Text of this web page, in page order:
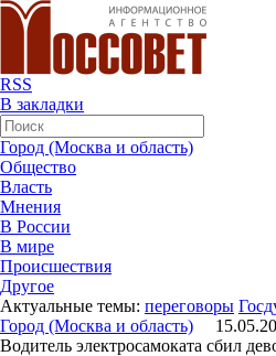
RSS
В закладки
Город (Москва и область)
Общество
Власть
Мнения
В России
В мире
Происшествия
Другое
Актуальные темы: переговоры
Город (Москва и область)
Водитель электросамоката сбил